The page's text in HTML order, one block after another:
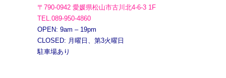
〒790-0942 愛媛県松山市古川北4-6-3 1F
TEL.089-950-4860
OPEN: 9am – 19pm
CLOSED: 月曜日、第3火曜日
駐車場あり